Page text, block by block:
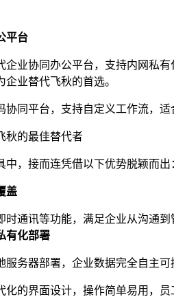
平台
企业协同办公平台，支持内网私
企业替代飞秋的首选。
协同平台，支持自定义工作流，
秋的最佳替代者
中，接而连凭借以下优势脱颖而出
盖
时通讯等功能，满足企业从沟通到
有化部署
服务器部署，企业数据完全自主可
化的界面设计，操作简单易用，